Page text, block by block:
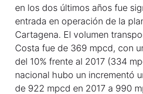
en los dos últimos años fue
entrada en operación de la
Cartagena. El volumen
Costa fue de 369 mpcd, con
del 10% frente al 2017 (334
nacional hubo un incrementó
de 922 mpcd en 2017 a 990